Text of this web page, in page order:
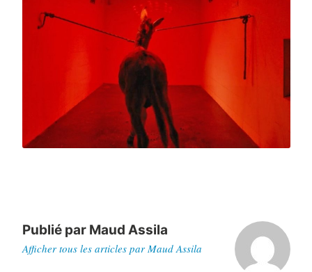
Publié par Maud Assila
Afficher tous les articles par Maud Assila